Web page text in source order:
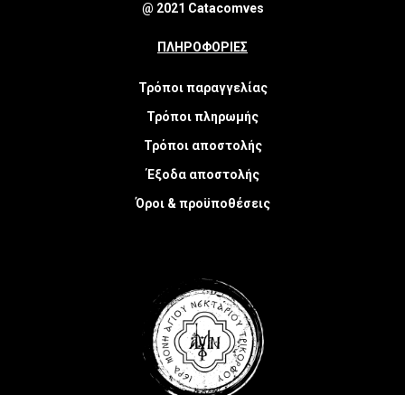
@ 2021 Catacomves
ΠΛΗΡΟΦΟΡΙΕΣ
Τρόποι παραγγελίας
Τρόποι πληρωμής
Τρόποι αποστολής
Έξοδα αποστολής
Όροι & προϋποθέσεις